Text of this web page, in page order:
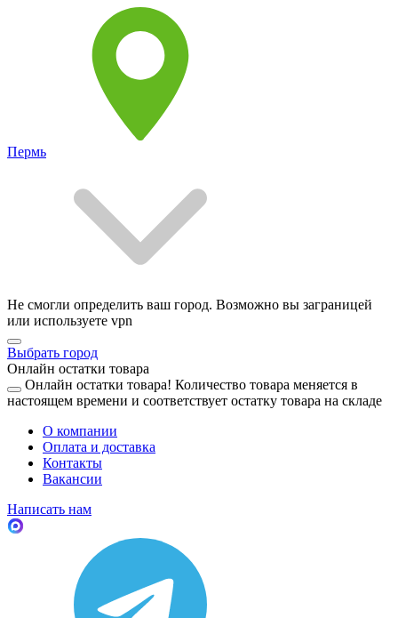
Пермь
Не смогли определить ваш город. Возможно вы заграницей
или используете vpn
Выбрать город
Онлайн остатки товара
Онлайн остатки товара! Количество товара меняется в
настоящем времени и соответствует остатку товара на складе
О компании
Оплата и доставка
Контакты
Вакансии
Написать нам